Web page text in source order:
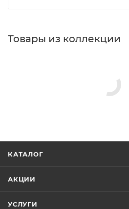
Товары из коллекции
КАТАЛОГ
АКЦИИ
УСЛУГИ